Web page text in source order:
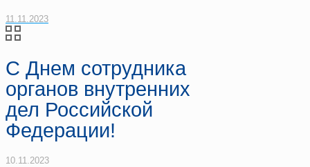
11.11.2023
С Днем сотрудника
органов внутренних
дел Российской
Федерации!
10.11.2023